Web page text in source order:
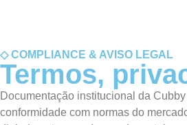
◇ COMPLIANCE & AVISO LEGAL
Termos,
Documentação institucional da
conformidade com normas do